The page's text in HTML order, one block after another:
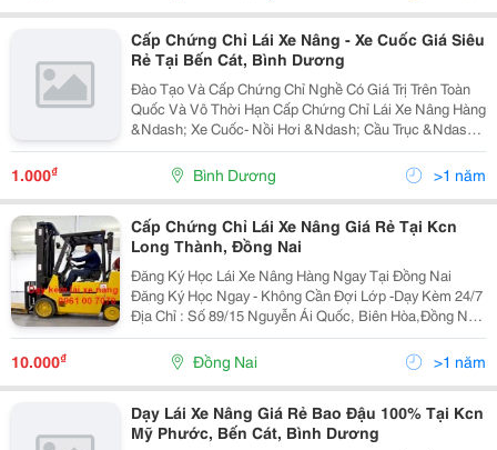
Cấp Chứng Chỉ Lái Xe Nâng - Xe Cuốc Giá Siêu
Rẻ Tại Bến Cát, Bình Dương
Đào Tạo Và Cấp Chứng Chỉ Nghề Có Giá Trị Trên Toàn
Quốc Và Vô Thời Hạn Cấp Chứng Chỉ Lái Xe Nâng Hàng
&Ndash; Xe Cuốc- Nồi Hơi &Ndash; Cầu Trục &Ndash;
Máy Nén Khí Cấp Tốc-Nhanh Đào Tạo An Toàn Lao
1.000₫ Bình Dương >1 năm
Cấp Chứng Chỉ Lái Xe Nâng Giá Rẻ Tại Kcn
Long Thành, Đồng Nai
Đăng Ký Học Lái Xe Nâng Hàng Ngay Tại Đồng Nai
Đăng Ký Học Ngay - Không Cần Đợi Lớp -Dạy Kèm 24/7
Địa Chỉ : Số 89/15 Nguyễn Ái Quốc, Biên Hòa,Đồng Nai
Chi Nhánh 1: Hẻm 22, An Phước, Long Thành, Đồng
Nai Địa Điểm Học Lái Linh...
10.000₫ Đồng Nai >1 năm
Dạy Lái Xe Nâng Giá Rẻ Bao Đậu 100% Tại Kcn
Mỹ Phước, Bến Cát, Bình Dương